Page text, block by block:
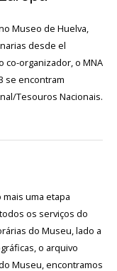
Museo de Huelva,
desde el
co-organizador, o MNA
se encontram
Tesouros Nacionais.
uma etapa
os serviços do
do Museu, lado a
o arquivo
Museu, encontramos